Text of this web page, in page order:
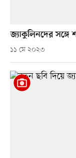
জ্যাকুলিনদের সঙ্গে
১১ মে ২০২৩